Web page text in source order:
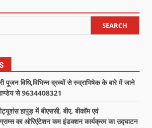
SEARCH
पूजन विधि,विभिन्न द्रव्यों से रुद्राभिषेक के बारे में जाने
पाण्डेय से 9634408321
हापुड़ में बीएससी, बीए, बीकॉम एवं
का ओरिएंटेशन कम इंडक्शन कार्यक्रम का उद्घाटन